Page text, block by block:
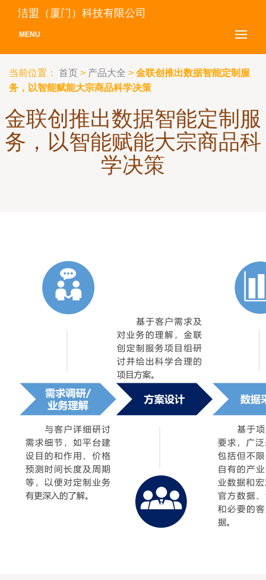
洁盟（厦门）科技有限公司
MENU
当前位置： 首页 > 产品大全 > 金联创推出数据智能定制服
务，以智能赋能大宗商品科学决策
金联创推出数据智能定制服
务，以智能赋能大宗商品科
学决策